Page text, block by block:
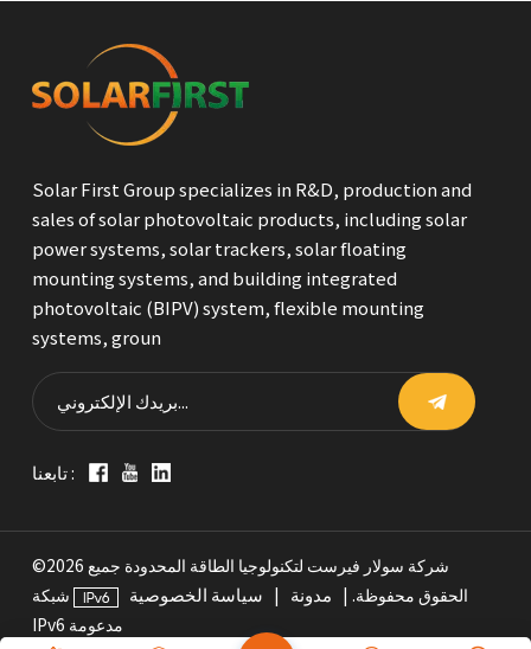
Solar First Group specializes in R&D, production and
sales of solar photovoltaic products, including solar
power systems, solar trackers, solar floating
mounting systems, and building integrated
photovoltaic (BIPV) system, flexible mounting
systems, groun
تابعنا :
©2026 شركة سولار فيرست لتكنولوجيا الطاقة المحدودة جميع
الحقوق محفوظة. |
مدونة سياسة الخصوصية
شبكة
IPv6 مدعومة